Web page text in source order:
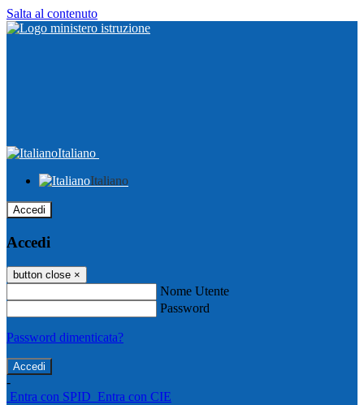
Salta al contenuto
Italiano
Italiano
Accedi
Accedi
button close ×
Nome Utente
Password
Password dimenticata?
-
Entra con SPID Entra con CIE